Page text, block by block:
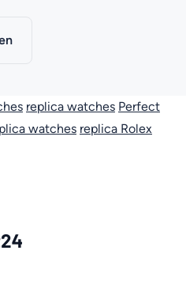
replica watches Perfect
watches replica Rolex